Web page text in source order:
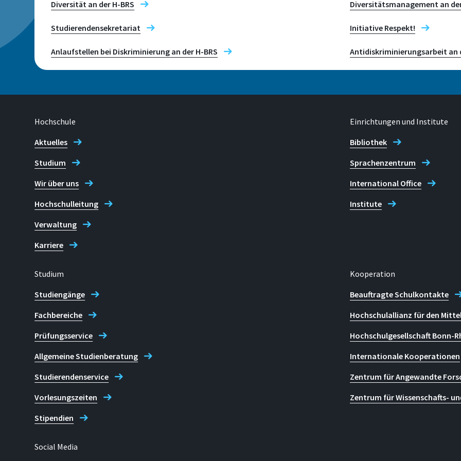
Telefon
+49 2241 865 137 (Sarah Friedrichs)
sarah.friedrichs@h-brs.de
Diversität an der H-BRS Diversitätsmanagement an der
Studierendensekretariat Initiative Respekt!
Anlaufstellen bei Diskriminierung an der H-BRS Antidiskriminierungsarbeit an
Hochschule
Aktuelles
Studium
Wir über uns
Hochschulleitung
Verwaltung
Karriere
Einrichtungen und Institute
Bibliothek
Sprachenzentrum
International Office
Institute
Studium
Studiengänge
Fachbereiche
Prüfungsservice
Allgemeine Studienberatung
Studierendenservice
Vorlesungszeiten
Stipendien
Kooperation
Beauftragte Schulkontakte
Hochschulallianz für den
Hochschulgesellschaft Bonn-
Internationale Kooperationen
Zentrum für Angewandte
Zentrum für Wissenschafts-
Social Media